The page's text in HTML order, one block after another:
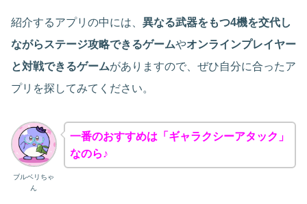
紹介するアプリの中には、 異なる武器をもつ4機を交代し
ながらステージ攻略できるゲームやオンラインプレイヤー
と対戦できるゲームがありますので、ぜひ自分に合ったア
プリを探してみてください。
ブルベリちゃ
ん
一番のおすすめは「ギャラクシーアタック」
なのら♪